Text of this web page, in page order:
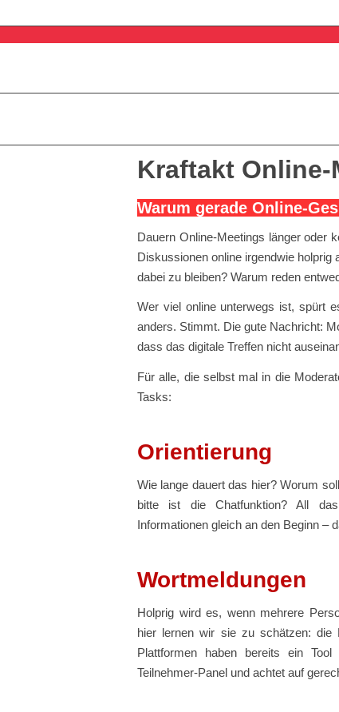
Kraftakt Online-
Warum gerade Online-
Dauern Online-Meetings länger oder
Diskussionen online irgendwie
dabei zu bleiben? Warum reden
Wer viel online unterwegs ist, spürt
anders. Stimmt. Die gute Nachricht:
dass das digitale Treffen nicht
Für alle, die selbst mal in die
Tasks:
Orientierung
Wie lange dauert das hier? Worum
bitte ist die Chatfunktion? All
Informationen gleich an den Beginn –
Wortmeldungen
Holprig wird es, wenn mehrere
hier lernen wir sie zu schätzen: die
Plattformen haben bereits ein
Teilnehmer-Panel und achtet auf